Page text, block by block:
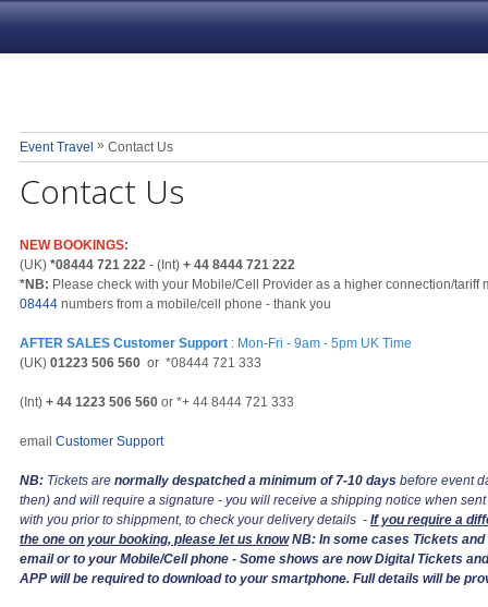
Event Travel » Contact Us
Contact Us
NEW BOOKINGS:
(UK) *08444 721 222 - (Int) + 44 8444 721 222
*NB: Please check with your Mobile/Cell Provider as a higher connection/tariff
08444 numbers from a mobile/cell phone - thank you
AFTER SALES Customer Support : Mon-Fri - 9am - 5pm UK Time
(UK) 01223 506 560 or *08444 721 333
(Int) + 44 1223 506 560 or *+ 44 8444 721 333
email Customer Support
NB: Tickets are normally despatched a minimum of 7-10 days before event
then) and will require a signature - you will receive a shipping notice when
with you prior to shippment, to check your delivery details - If you require a
the one on your booking, please let us knowNB: In some cases Tickets
email or to your Mobile/Cell phone - Some shows are now Digital Tickets
APP will be required to download to your smartphone. Full details will be